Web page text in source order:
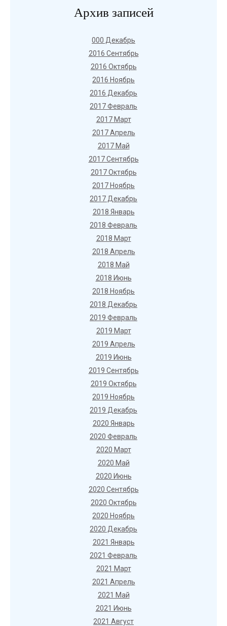
Архив записей
000 Декабрь
2016 Сентябрь
2016 Октябрь
2016 Ноябрь
2016 Декабрь
2017 Февраль
2017 Март
2017 Апрель
2017 Май
2017 Сентябрь
2017 Октябрь
2017 Ноябрь
2017 Декабрь
2018 Январь
2018 Февраль
2018 Март
2018 Апрель
2018 Май
2018 Июнь
2018 Ноябрь
2018 Декабрь
2019 Февраль
2019 Март
2019 Апрель
2019 Июнь
2019 Сентябрь
2019 Октябрь
2019 Ноябрь
2019 Декабрь
2020 Январь
2020 Февраль
2020 Март
2020 Май
2020 Июнь
2020 Сентябрь
2020 Октябрь
2020 Ноябрь
2020 Декабрь
2021 Январь
2021 Февраль
2021 Март
2021 Апрель
2021 Май
2021 Июнь
2021 Август